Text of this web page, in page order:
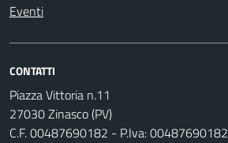
Eventi
CONTATTI
Piazza Vittoria n.11
27030 Zinasco (PV)
C.F. 00487690182 - P.Iva: 00487690182